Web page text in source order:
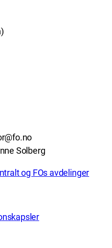
Solberg
og FOs avdelinger